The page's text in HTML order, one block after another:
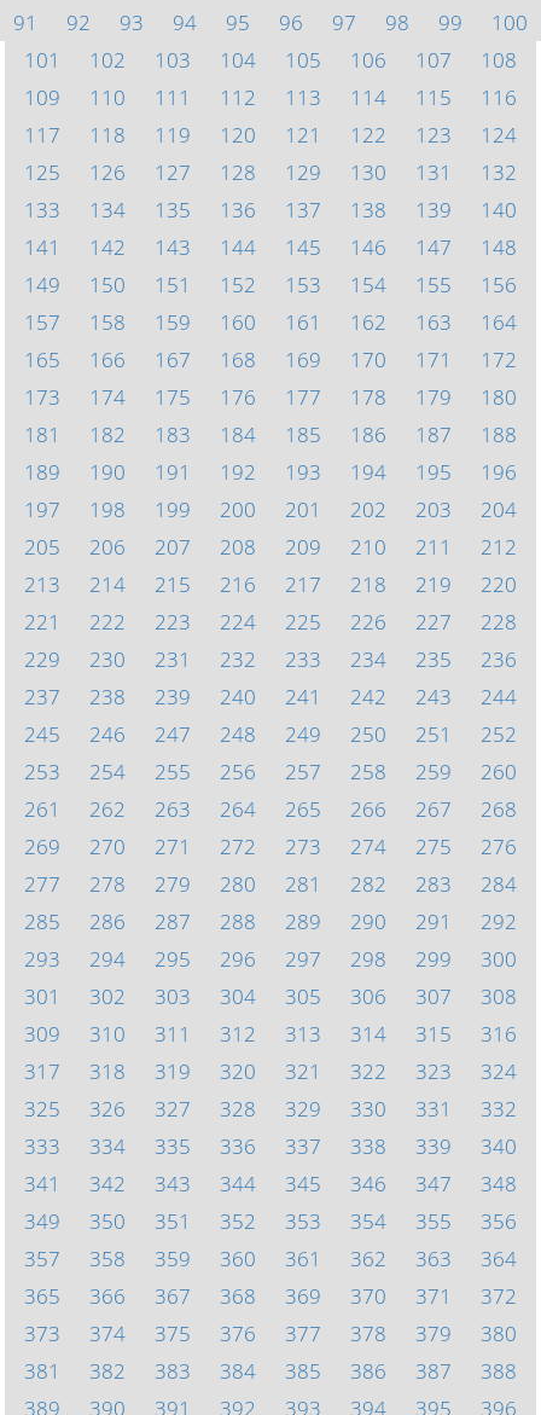
91
92 93 94 95 96 97 98 99
100
101
102 103 104 105 106 107
108
109
110 111 112 113 114 115
116
117
118 119 120 121 122 123
124
125
126 127 128 129 130 131
132
133
134 135 136 137 138 139
140
141
142 143 144 145 146 147
148
149
150 151 152 153 154 155
156
157
158 159 160 161 162 163
164
165
166 167 168 169 170 171
172
173
174 175 176 177 178 179
180
181
182 183 184 185 186 187
188
189
190 191 192 193 194 195
196
197
198 199 200 201 202 203
204
205
206 207 208 209 210 211
212
213
214 215 216 217 218 219
220
221
222 223 224 225 226 227
228
229
230 231 232 233 234 235
236
237
238 239 240 241 242 243
244
245
246 247 248 249 250 251
252
253
254 255 256 257 258 259
260
261
262 263 264 265 266 267
268
269
270 271 272 273 274 275
276
277
278 279 280 281 282 283
284
285
286 287 288 289 290 291
292
293
294 295 296 297 298 299
300
301
302 303 304 305 306 307
308
309
310 311 312 313 314 315
316
317
318 319 320 321 322 323
324
325
326 327 328 329 330 331
332
333
334 335 336 337 338 339
340
341
342 343 344 345 346 347
348
349
350 351 352 353 354 355
356
357
358 359 360 361 362 363
364
365
366 367 368 369 370 371
372
373
374 375 376 377 378 379
380
381
382 383 384 385 386 387
388
389
390 391 392 393 394 395 396